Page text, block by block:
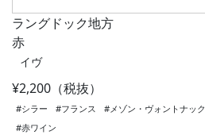
ラングドック地方
赤
イヴ
¥2,200（税抜）
#シラー #フランス #メゾン・ヴォントナック
#赤ワイン